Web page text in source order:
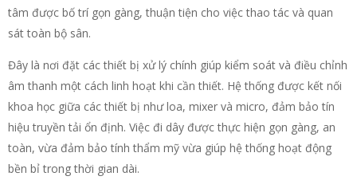
tâm được bố trí gọn gàng, thuận tiện cho việc thao tác và quan
sát toàn bộ sân.
Đây là nơi đặt các thiết bị xử lý chính giúp kiểm soát và điều chỉnh
âm thanh một cách linh hoạt khi cần thiết. Hệ thống được kết nối
khoa học giữa các thiết bị như loa, mixer và micro, đảm bảo tín
hiệu truyền tải ổn định. Việc đi dây được thực hiện gọn gàng, an
toàn, vừa đảm bảo tính thẩm mỹ vừa giúp hệ thống hoạt động
bền bỉ trong thời gian dài.